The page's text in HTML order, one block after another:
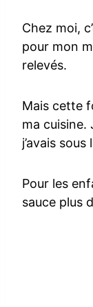
Chez moi,
pour mon
relevés.
Mais cette
ma cuisine.
j’avais sous
Pour les
sauce plus